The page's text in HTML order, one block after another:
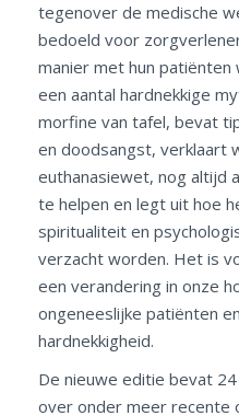
tegenover de medische
bedoeld voor
manier met hun
een aantal hardnekkige
morfine van tafel, bevat
en doodsangst, verklaart
euthanasiewet, nog altijd
te helpen en legt uit hoe
spiritualiteit en
verzacht worden. Het is
een verandering in onze
ongeneeslijke patiënten
hardnekkigheid.
De nieuwe editie bevat
over onder meer recente